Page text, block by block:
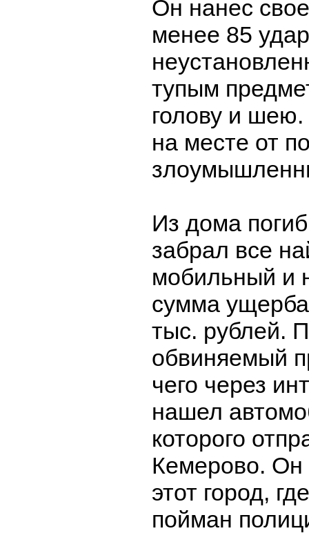
Он нанес
менее 85
тупым
голову и
на месте от
Из дома
забрал все
мобильный и
сумма
тыс. рублей.
обвиняемый
чего через
нашел
которого
Кемерово. Он
этот город,
пойман